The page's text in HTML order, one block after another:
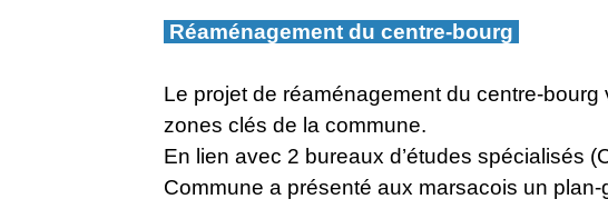
Réaménagement du centre-bourg
Le projet de réaménagement du centre-bourg
zones clés de la commune.
En lien avec 2 bureaux d’études spécialisés
Commune a présenté aux marsacois un